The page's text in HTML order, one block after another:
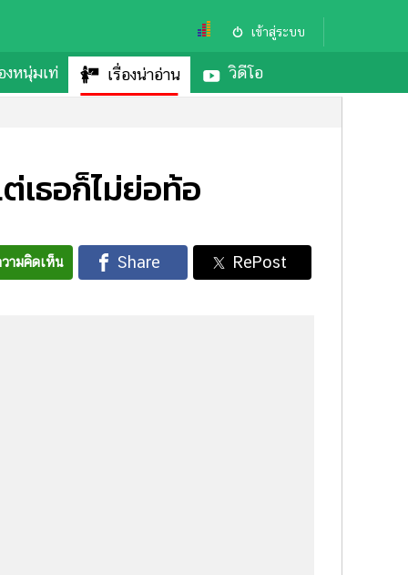
เข้าสู่ระบบ
งหนุ่มเท่ เรื่องน่าอ่าน วิดีโอ
เธอก็ไม่ย่อท้อ
ามคิดเห็น